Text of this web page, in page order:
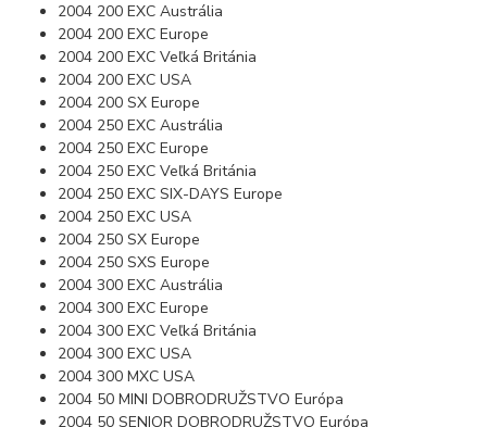
2004 200 EXC Austrália
2004 200 EXC Europe
2004 200 EXC Veľká Británia
2004 200 EXC USA
2004 200 SX Europe
2004 250 EXC Austrália
2004 250 EXC Europe
2004 250 EXC Veľká Británia
2004 250 EXC SIX-DAYS Europe
2004 250 EXC USA
2004 250 SX Europe
2004 250 SXS Europe
2004 300 EXC Austrália
2004 300 EXC Europe
2004 300 EXC Veľká Británia
2004 300 EXC USA
2004 300 MXC USA
2004 50 MINI DOBRODRUŽSTVO Európa
2004 50 SENIOR DOBRODRUŽSTVO Európa